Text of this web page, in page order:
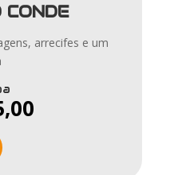
arrecifes e um